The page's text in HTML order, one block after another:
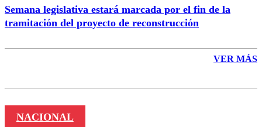
Semana legislativa estará marcada por el fin de la
tramitación del proyecto de reconstrucción
VER MÁS
NACIONAL